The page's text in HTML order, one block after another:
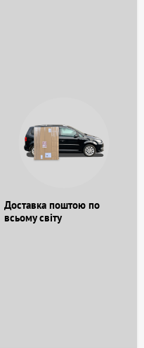
Доставка поштою по
всьому світу